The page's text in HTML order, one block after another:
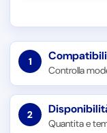
1
Controlla
2
Quantita e